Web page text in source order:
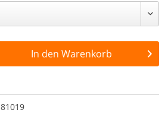
In den Warenkorb
81019